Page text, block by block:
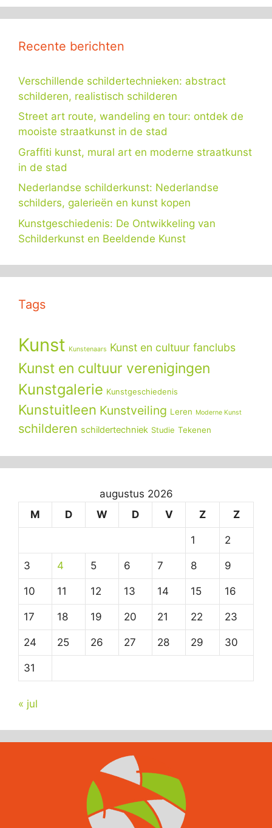
Recente berichten
Verschillende schildertechnieken: abstract
schilderen, realistisch schilderen
Street art route, wandeling en tour: ontdek de
mooiste straatkunst in de stad
Graffiti kunst, mural art en moderne straatkunst
in de stad
Nederlandse schilderkunst: Nederlandse
schilders, galerieën en kunst kopen
Kunstgeschiedenis: De Ontwikkeling van
Schilderkunst en Beeldende Kunst
Tags
Kunst Kunstenaars Kunst en cultuur fanclubs
Kunst en cultuur verenigingen
Kunstgalerie Kunstgeschiedenis
Kunstuitleen Kunstveiling Leren Moderne Kunst
schilderen schildertechniek Studie Tekenen
augustus 2026
M
D W D V Z Z
1 2
3 4 5 6 7 8 9
10 11 12 13 14 15 16
17 18 19 20 21 22 23
24 25 26 27 28 29 30
31
« jul